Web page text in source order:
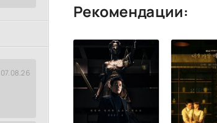
07.08.26
Рекомендации: